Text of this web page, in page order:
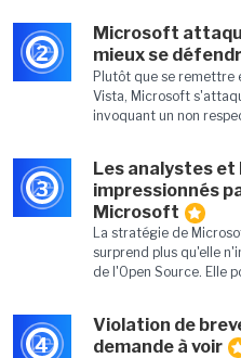
2
Microsoft
mieux se
Plutôt que se remettre
Vista, Microsoft
invoquant un non
3
Les analystes et
impressionnés
Microsoft
La stratégie de
surprend plus qu'elle
de l'Open Source. Elle
4
Violation de
demande à voir